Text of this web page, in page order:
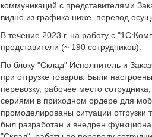
коммуникаций с представителями
видно из графика ниже, перевод
В течение 2023 г. на работу с
представители (~ 190 сотрудников).
По блоку "Склад" Исполнитель и
при отгрузке товаров. Были
перевозку, рабочее место
сериями в приходном ордере для
промоделированы ситуации
был разработан и внедрен